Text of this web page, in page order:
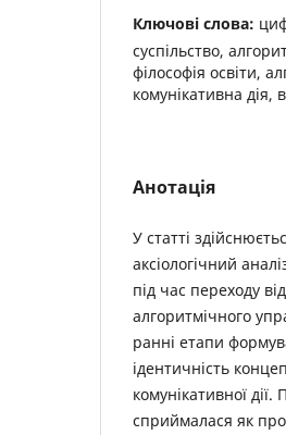
Ключові слова:
суспільство,
філософія освіти,
комунікативна дія,
Анотація
У статті
аксіологічний
під час переходу
алгоритмічного
ранні етапи
ідентичність
комунікативної
сприймалася як